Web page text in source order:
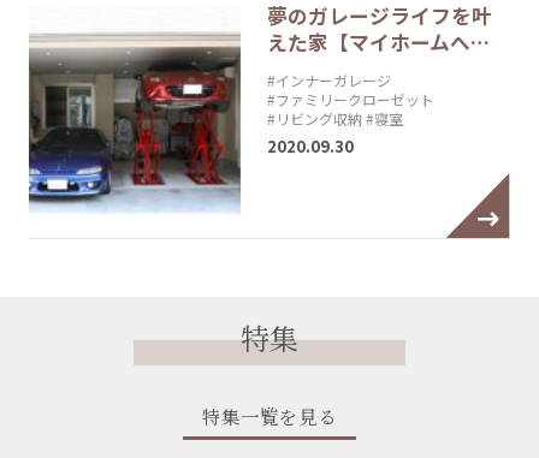
夢のガレージライフを叶
えた家【マイホームへ…
#インナーガレージ
#ファミリークローゼット
#リビング収納 #寝室
2020.09.30
特集
特集一覧を見る